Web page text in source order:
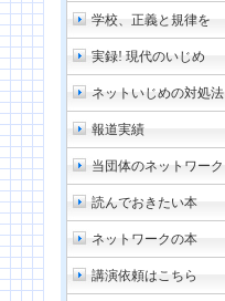
学校、正義と規律を
実録! 現代のいじめ
ネットいじめの対処法
報道実績
当団体のネットワーク
読んでおきたい本
ネットワークの本
講演依頼はこちら